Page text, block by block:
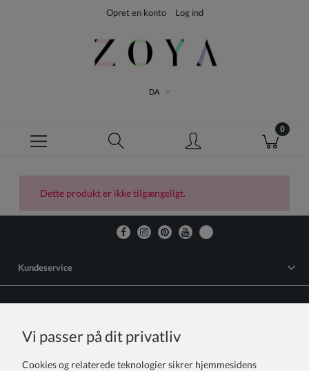
Opret en konto Log ind
DA
Dette produkt er ikke tilgængeligt.
Kundeservice
Se den fulde version af webstedet
Vi passer på dit privatliv
Cookies og relaterede teknologier sikrer hjemmesidens